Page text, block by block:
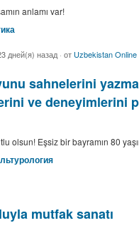
anlamı var!
дней(я) назад · от Uzbekistan Online
sahnelerini
ve deneyimlerini
olsun! Eşsiz bir bayramın 80
mutfak sanatı